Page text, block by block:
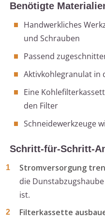
Benötigte
Handwerkliches
und Schrauben
Passend
Aktivkohlegranulat in
Eine
den Filter
Schneidewerkzeuge
Schritt-für-Schritt-
Stromversorgung
die
ist.
Filterkassette